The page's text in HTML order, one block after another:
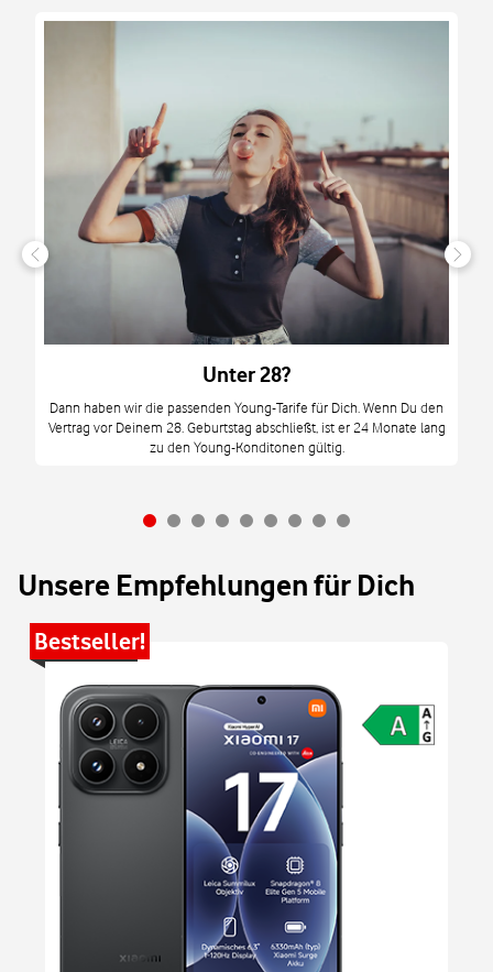
Unter 28?
Dann haben wir die passenden Young-Tarife für Dich. Wenn Du den
Vertrag vor Deinem 28. Geburtstag abschließt, ist er 24 Monate lang
zu den Young-Konditonen gültig.
Unsere Empfehlungen für Dich
Bestseller!